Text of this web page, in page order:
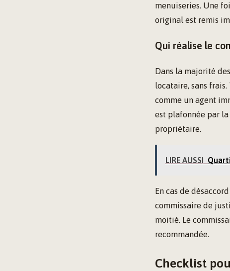
menuiseries. Une
original est remis
Qui réalise le
Dans la majorité
locataire, sans
comme un agent
est plafonnée par
propriétaire.
LIRE AUSSI
En cas de
commissaire de
moitié. Le
recommandée.
Checklist